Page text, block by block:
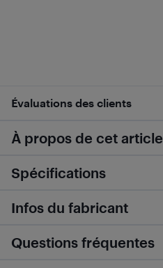
Évaluations des clients
À propos de cet article
Spécifications
Infos du fabricant
Questions fréquentes